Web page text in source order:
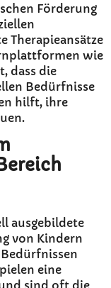
Förderung
Therapieansätze
wie
dass die
Bedürfnisse
hilft, ihre
ausgebildete
von Kindern
eine